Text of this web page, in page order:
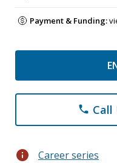
Payment & Funding:
phone Call
info Career series